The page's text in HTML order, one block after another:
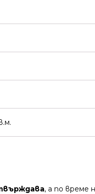
, а по време